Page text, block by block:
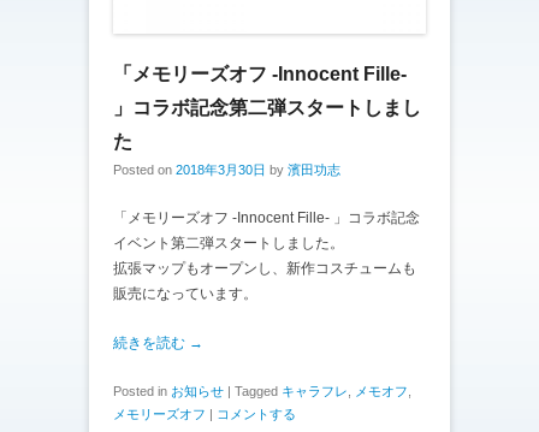
「メモリーズオフ -Innocent Fille-
」コラボ記念第二弾スタートしまし
た
Posted on 2018年3月30日 by 濱田功志
「メモリーズオフ -Innocent Fille- 」コラボ記念
イベント第二弾スタートしました。
拡張マップもオープンし、新作コスチュームも
販売になっています。
続きを読む →
Posted in お知らせ Tagged キャラフレ メモオフ
メモリーズオフ
コメントする